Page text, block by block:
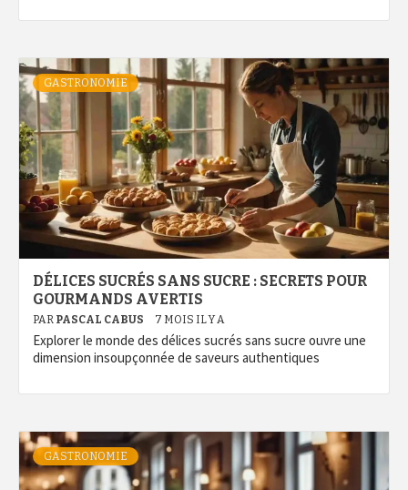
GASTRONOMIE
DÉLICES SUCRÉS SANS SUCRE : SECRETS POUR
GOURMANDS AVERTIS
PAR PASCAL CABUS 7 MOIS IL Y A
Explorer le monde des délices sucrés sans sucre ouvre une
dimension insoupçonnée de saveurs authentiques
GASTRONOMIE